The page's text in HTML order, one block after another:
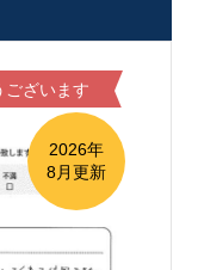
ございます
2026年
8月更新